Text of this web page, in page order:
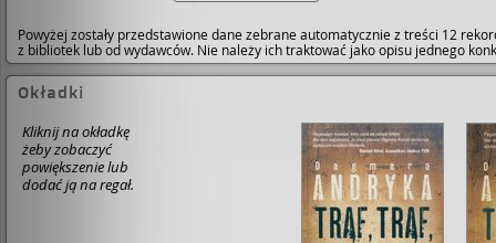
Powyżej zostały przedstawione dane zebrane automatycznie z treści 12
z bibliotek lub od wydawców. Nie należy ich traktować jako opisu jednego
Okładki
Kliknij na okładkę
żeby zobaczyć
powiększenie lub
dodać ją na regał.